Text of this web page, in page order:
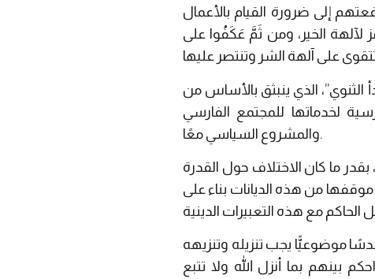
إلى ضرورة القيام بالأعمال
لآلهة الخير، ومن ثَمَّ عَكَفُوا على
الثنوي”، الذي ينبثق بالأساس من
لخدماتها للمجتمع الفارسي
والمشروع السياسي معًا.
بقدر ما كان الاختلاف حول القدرة
من هذه الديانات بناء على
موضوعيًّا يجب تنزيله وتنزيهه
بينهم بما أنزل الله ولا تتبع